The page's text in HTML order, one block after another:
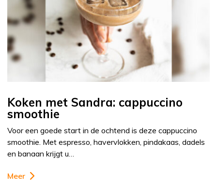
Koken met Sandra: cappuccino
smoothie
Voor een goede start in de ochtend is deze cappuccino
smoothie. Met espresso, havervlokken, pindakaas, dadels
en banaan krijgt u…
Meer